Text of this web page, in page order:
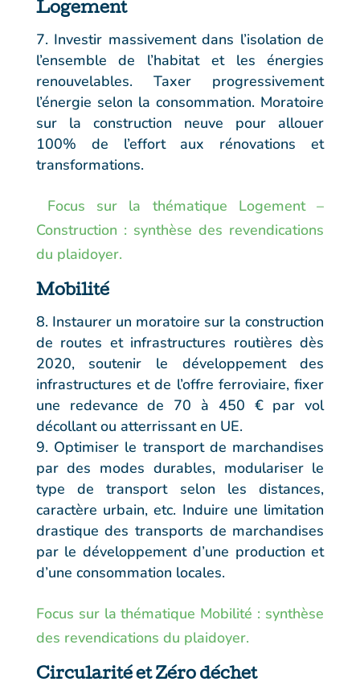
Logement
Investir massivement dans l’isolation de
l’ensemble de l’habitat et les énergies
renouvelables. Taxer progressivement
l’énergie selon la consommation. Moratoire
sur la construction neuve pour allouer
100% de l’effort aux rénovations et
transformations.
Focus sur la thématique Logement –
Construction : synthèse des revendications
du plaidoyer.
Mobilité
Instaurer un moratoire sur la construction
de routes et infrastructures routières dès
2020, soutenir le développement des
infrastructures et de l’offre ferroviaire, fixer
une redevance de 70 à 450 € par vol
décollant ou atterrissant en UE.
Optimiser le transport de marchandises
par des modes durables, modulariser le
type de transport selon les distances,
caractère urbain, etc. Induire une limitation
drastique des transports de marchandises
par le développement d’une production et
d’une consommation locales.
Focus sur la thématique Mobilité : synthèse
des revendications du plaidoyer.
Circularité et Zéro déchet